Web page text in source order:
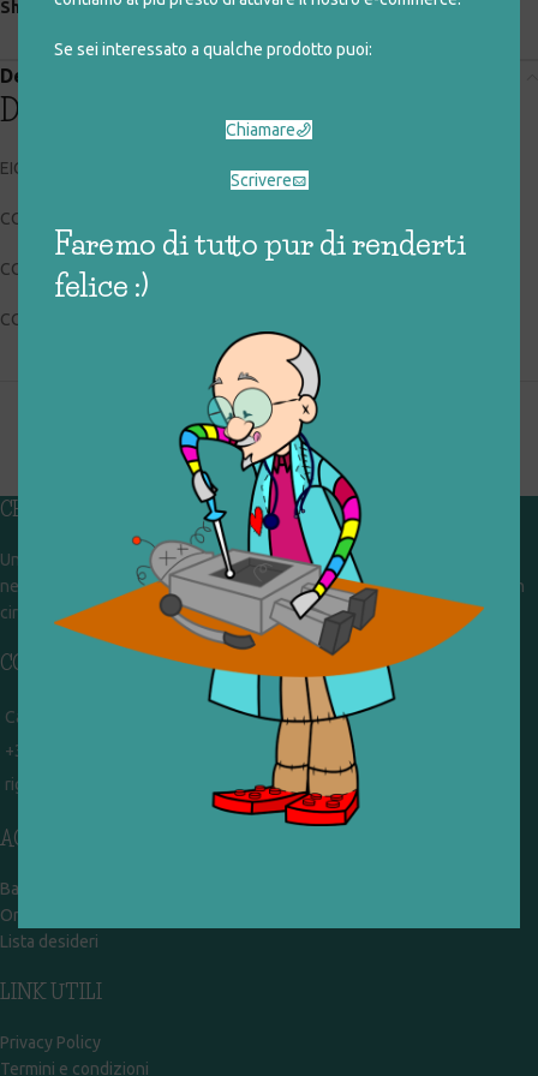
Se sei interessato a qualche prodotto puoi:
Chiamare
Scrivere
Faremo di tutto pur di renderti
felice :)
Share:
Descrizione
Descrizione
EICHHORN 2226
CODICE RIGIOCATTOLO: 025_0_165
CONDIZIONI: buone, usato
COLLOCAZIONE: EXP
CHI SIAMO
Un gruppo di volontari che sognano di diventare un centro del riuso e
nel frattempo ricevono in dono giocattoli, li riparano e li reimmettono in
circolazione. Operiamo per un'economia civile, circolare e sostenibile.
CONTATTI
Campobasso - via Garibaldi 51
+39 328 767 9587
rigiocattolocb@gmail.com
ACCOUNT
Bacheca
Ordini
Lista desideri
LINK UTILI
Privacy Policy
Termini e condizioni